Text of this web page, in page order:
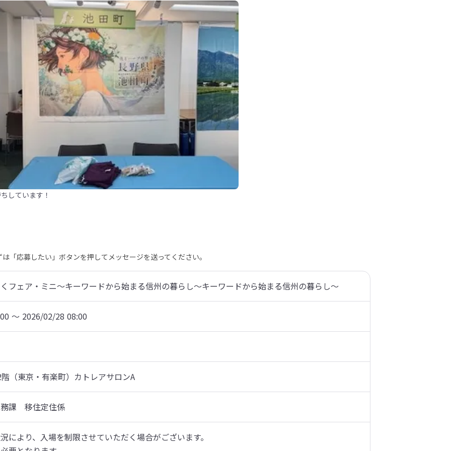
しています！
応募したい」ボタンを押してメッセージを送ってください。
フェア・ミニ～キーワードから始まる信州の暮らし～キーワードから始まる信州の暮らし～
〜 2026/02/28 08:00
（東京・有楽町）カトレアサロンA
課　移住定住係
により、入場を制限させていただく場合がございます。